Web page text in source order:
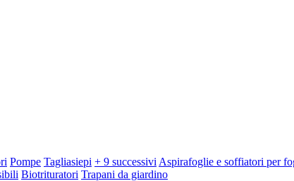
Pompe Tagliasiepi + 9 successivi Aspirafoglie e soffiatori per
Biotrituratori Trapani da giardino